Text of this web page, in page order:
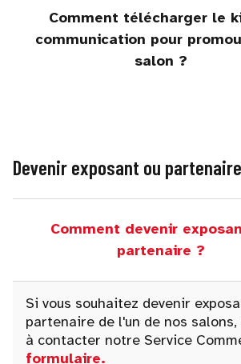
Comment télécharger le
communication pour
salon ?
Devenir exposant ou partenaire
Comment devenir
partenaire ?
Si vous souhaitez devenir
partenaire de l'un de nos
à contacter notre Service
formulaire.